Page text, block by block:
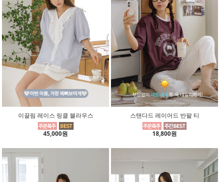
이끌림 레이스 링클 블라우스
45,000원
스탠다드 레이어드 반팔 티
18,800원